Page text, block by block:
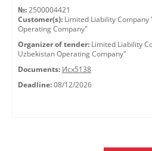
№: 2500004421
Customer(s): Limited Liability Company
Operating Company"
Organizer of tender: Limited Liability
Uzbekistan Operating Company"
Documents: Исх5138
Deadline: 08/12/2026